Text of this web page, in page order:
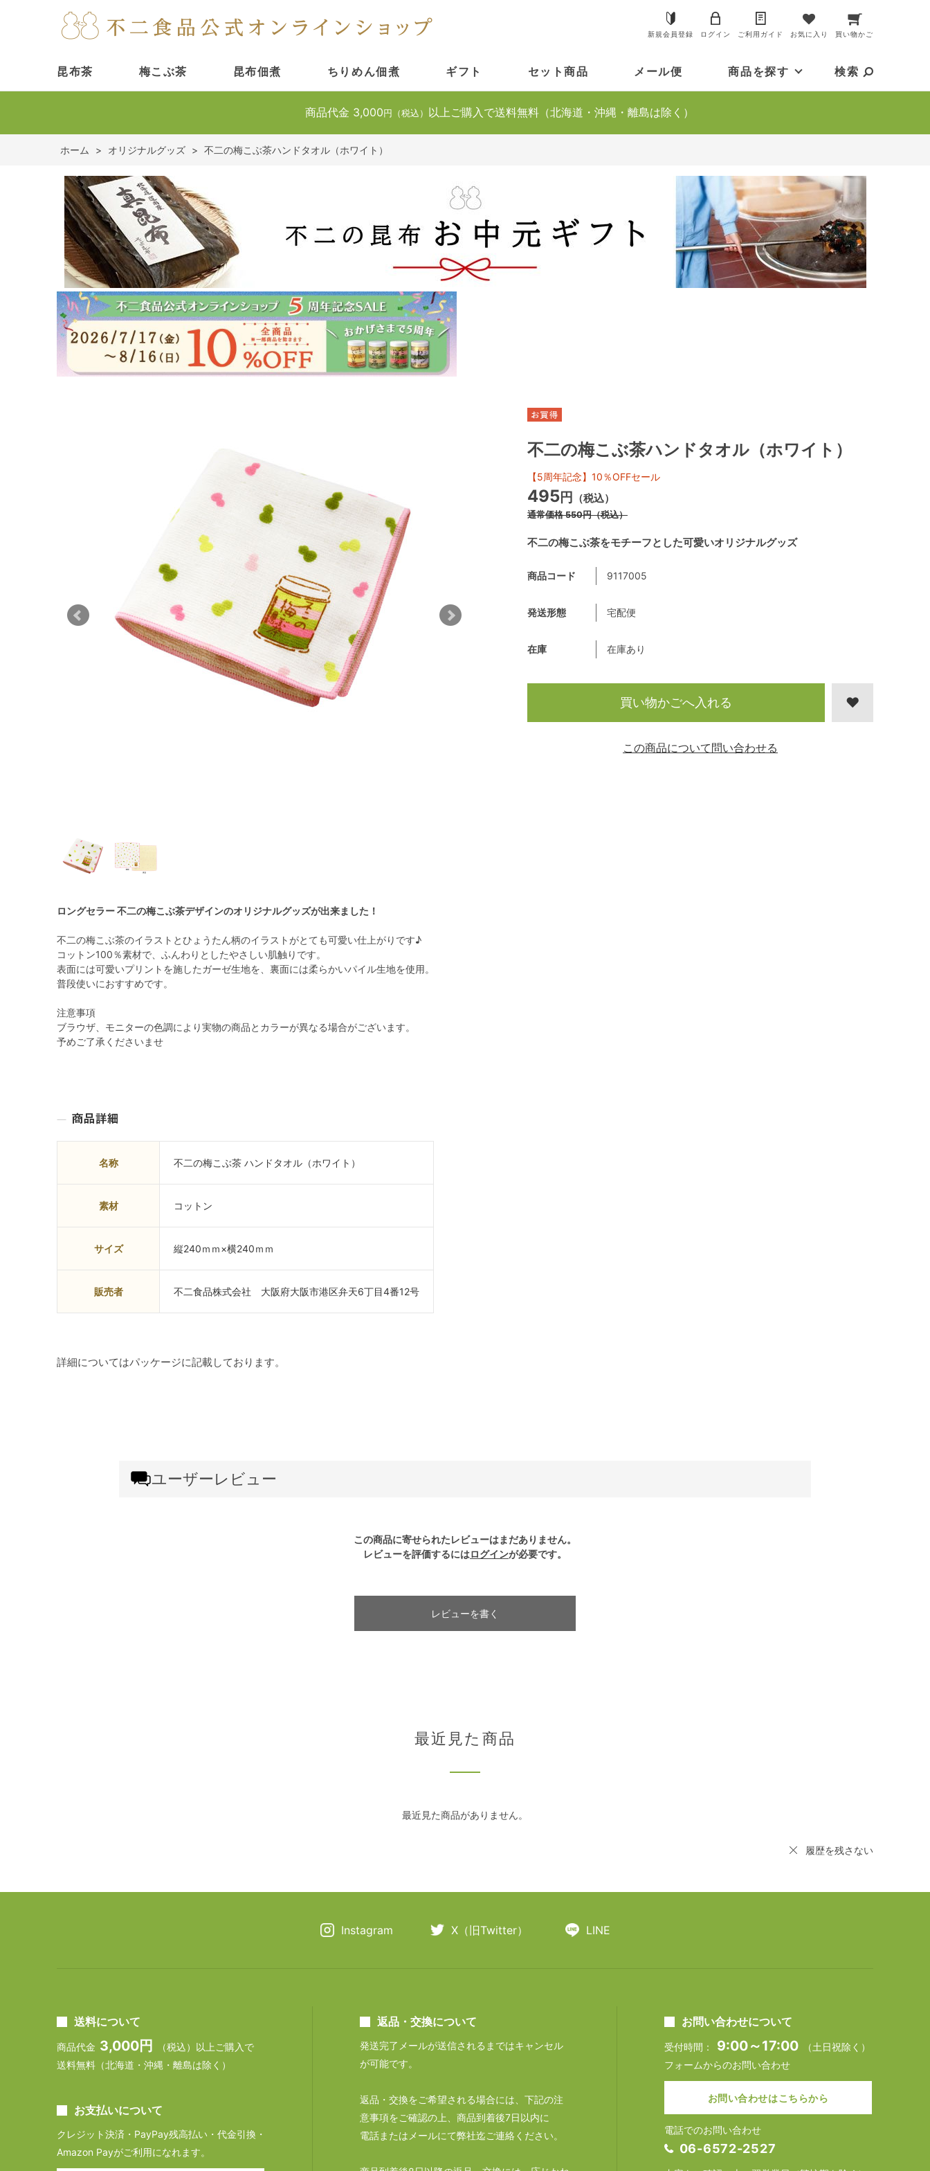
新規会員登録 ログイン ご利用ガイド お気に入り 買い物かご
昆布茶 梅こぶ茶 昆布佃煮 ちりめん佃煮 ギフト セット商品 メール便 商品を探す 検索
商品代金 3,000 円（税込） 以上ご購入で送料無料（北海道・沖縄・離島は除く）
ホーム > オリジナルグッズ > 不二の梅こぶ茶ハンドタオル（ホワイト）
ロングセラー 不二の梅こぶ茶デザインのオリジナルグッズが出来ました！
不二の梅こぶ茶のイラストとひょうたん柄のイラストがとても可愛い仕上がりです♪
コットン100％素材で、ふんわりとしたやさしい肌触りです。
表面には可愛いプリントを施したガーゼ生地を、裏面には柔らかいパイル生地を使用。
普段使いにおすすめです。
注意事項
ブラウザ、モニターの色調により実物の商品とカラーが異なる場合がございます。
予めご了承くださいませ
名称 不二の梅こぶ茶 ハンドタオル（ホワイト）
素材 コットン
サイズ 縦240ｍｍ×横240ｍｍ
販売者 不二食品株式会社 大阪府大阪市港区弁天6丁目4番12号
詳細についてはパッケージに記載しております。
不二の梅こぶ茶をモチーフとした可愛いオリジナルグッズ
不二の梅こぶ茶ハンドタオル（ホワイト）
【5周年記念】10％OFFセール
495円 （税込）
通常価格550円（税込）
商品コード 9117005
発送形態 宅配便
在庫 在庫あり
買い物かごへ入れる
この商品について問い合わせる
ユーザーレビュー
この商品に寄せられたレビューはまだありません。
レビューを評価するにはログインが必要です。
レビューを書く
最近見た商品
最近見た商品がありません。
履歴を残さない
Instagram X（旧Twitter） LINE
送料について
商品代金 3,000円
（税込）以上ご購入で
送料無料（北海道・沖縄・離島は除く）
お支払いについて
クレジット決済・PayPay残高払い・代金引換・
Amazon Payがご利用になれます。
返品・交換について
発送完了メールが送信されるまではキャンセル
が可能です。
返品・交換をご希望される場合には、下記の注
意事項をご確認の上、商品到着後7日以内に
電話またはメールにて弊社迄ご連絡ください。
お問い合わせについて
受付時間： 9:00～17:00
（土日祝除く）
フォームからのお問い合わせ
お問い合わせはこちらから
電話でのお問い合わせ
06-6572-2527